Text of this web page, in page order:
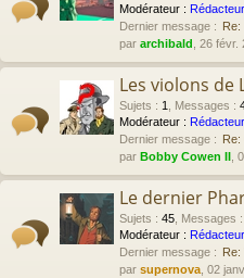
Modérateur :
Dernier message : Re:
par archibald , 26
Les violons de
Sujets : 1 Messages :
Modérateur :
Dernier message : Re:
par Bobby Cowen II ,
Le dernier
Sujets : 45 Messages :
Modérateur :
Dernier message : Re:
par supernova , 02